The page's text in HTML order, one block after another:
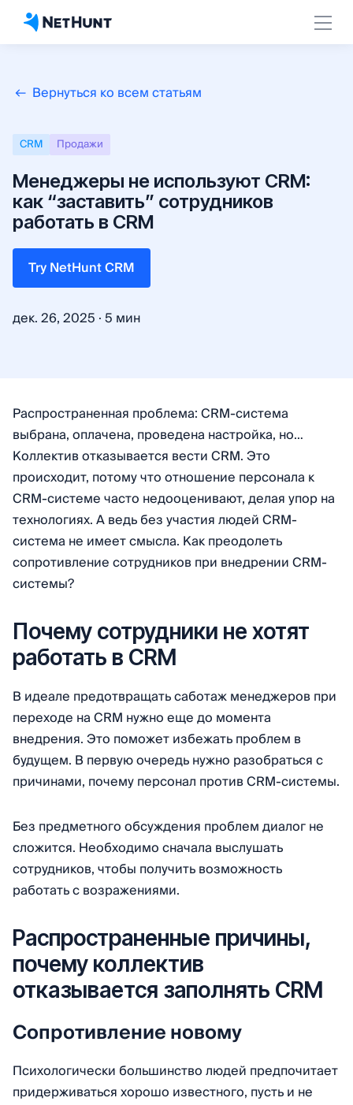
Вернуться ко всем статьям
СRM Продажи
Менеджеры не используют CRM:
как “заставить” сотрудников
работать в CRM
Try NetHunt CRM
дек. 26, 2025 ·5 мин
Распространенная проблема: CRM-система
выбрана, оплачена, проведена настройка, но…
Коллектив отказывается вести CRM. Это
происходит, потому что отношение персонала к
CRM-системе часто недооценивают, делая упор на
технологиях. А ведь без участия людей CRM-
система не имеет смысла. Как преодолеть
сопротивление сотрудников при внедрении CRM-
системы?
Почему сотрудники не хотят
работать в CRM
В идеале предотвращать саботаж менеджеров при
переходе на CRM нужно еще до момента
внедрения. Это поможет избежать проблем в
будущем. В первую очередь нужно разобраться с
причинами, почему персонал против CRM-системы.
Без предметного обсуждения проблем диалог не
сложится. Необходимо сначала выслушать
сотрудников, чтобы получить возможность
работать с возражениями.
Распространенные причины,
почему коллектив
отказывается заполнять CRM
Сопротивление новому
Психологически большинство людей предпочитает
придерживаться хорошо известного, пусть и не